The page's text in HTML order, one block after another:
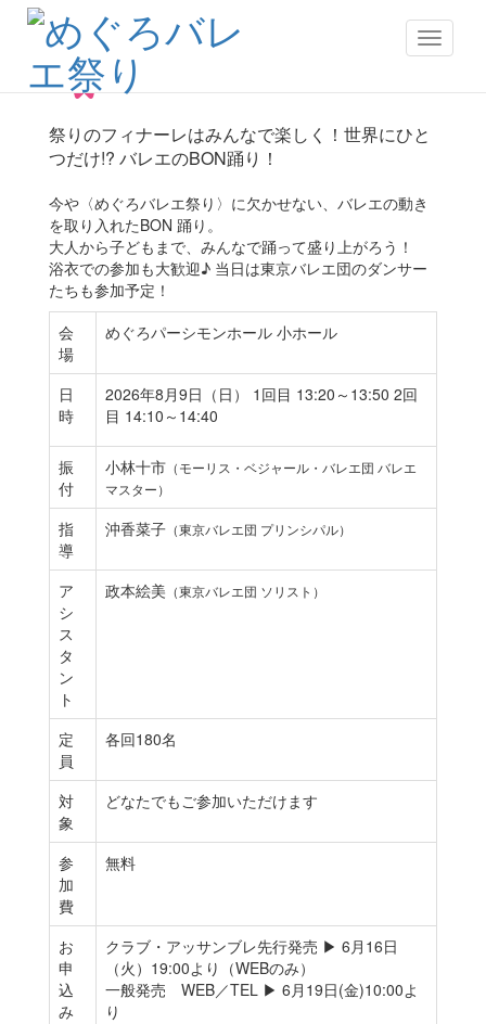
Toggle
スーパーバレエMIX BON踊り
無料 要事前申込
祭りのフィナーレはみんなで楽しく！世界にひと
つだけ!? バレエのBON踊り！
今や〈めぐろバレエ祭り〉に欠かせない、バレエの動き
を取り入れたBON 踊り。
大人から子どもまで、みんなで踊って盛り上がろう！
浴衣での参加も大歓迎♪ 当日は東京バレエ団のダンサー
たちも参加予定！
会
場
めぐろパーシモンホール 小ホール
日
時
2026年8月9日（日） 1回目 13:20～13:50 2回
目 14:10～14:40
振
付
小林十市 （モーリス・ベジャール・バレエ団 バレエ
マスター）
指
導
沖香菜子 （東京バレエ団 プリンシパル）
ア
シ
ス
タ
ン
ト
政本絵美 （東京バレエ団 ソリスト）
定
員
各回180名
対
象
どなたでもご参加いただけます
参
加
費
無料
お
申
込
み
クラブ・アッサンブレ先行発売 ▶ 6月16日
（火）19:00より（WEBのみ）
一般発売 WEB／TEL ▶ 6月19日(金)10:00よ
り